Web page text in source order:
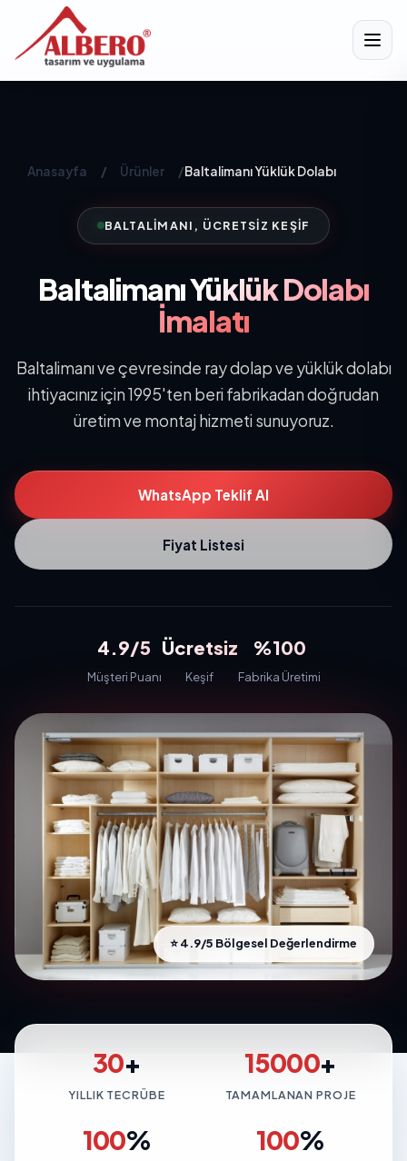
Anasayfa / Ürünler /Baltalimanı Yüklük Dolabı
BALTALIMANI, ÜCRETSIZ KEŞIF
BaltalimanıYüklük Dolabı
İmalatı
Baltalimanı ve çevresinde ray dolap ve yüklük dolabı
ihtiyacınız için 1995'ten beri fabrikadan doğrudan
üretim ve montaj hizmeti sunuyoruz.
WhatsApp Teklif Al
Fiyat Listesi
4.9/5
Müşteri Puanı
Ücretsiz
Keşif
%100
Fabrika Üretimi
⭐ 4.9/5 Bölgesel Değerlendirme
30+
YILLIK TECRÜBE
15000+
TAMAMLANAN PROJE
100% 100%